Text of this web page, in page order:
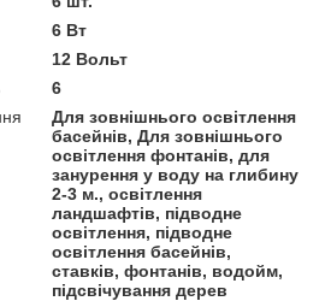
6 Вт
12 Вольт
6
Для зовнішнього освітлення
басейнів, Для зовнішнього
освітлення фонтанів, для
занурення у воду на глибину
2-3 м., освітлення
ландшафтів, підводне
освітлення, підводне
освітлення басейнів,
ставків, фонтанів, водойм,
підсвічування дерев